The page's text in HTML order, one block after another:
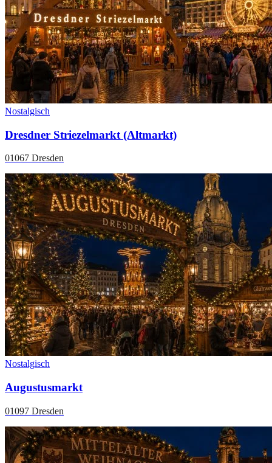
Nostalgisch
Dresdner Striezelmarkt (Altmarkt)
01067 Dresden
Nostalgisch
Augustusmarkt
01097 Dresden